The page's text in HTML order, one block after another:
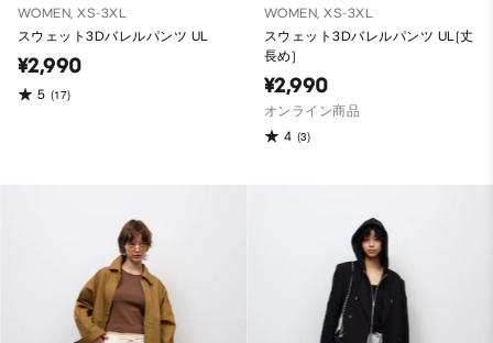
WOMEN, XS-3XL
スウェット3Dバレルパンツ UL
¥2,990
5 (17)
WOMEN, XS-3XL
スウェット3Dバレルパンツ UL(丈
長め)
¥2,990
オンライン商品
4 (3)